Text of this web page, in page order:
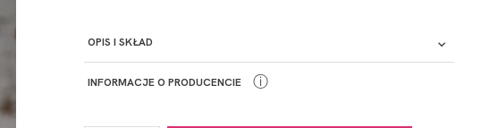
OPIS I SKŁAD
INFORMACJE O PRODUCENCIE ⓘ